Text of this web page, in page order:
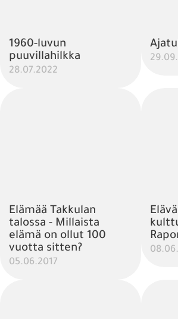
1960-luvun
puuvillahilkka
28.07.2022
Elämää Takkulan
talossa - Millaista
elämä on ollut 100
vuotta sitten?
05.06.2017